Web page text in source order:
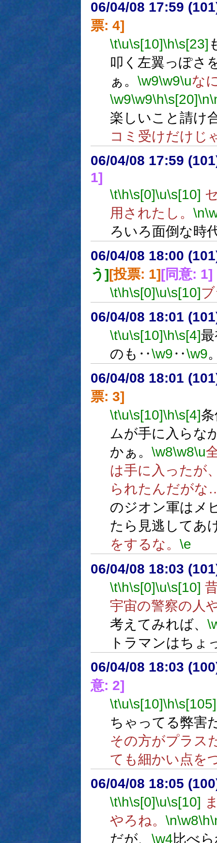
06/04/08 17:59
票: 4]
\t\u\s[10]\h\s[23]
叩く左翼っぽさ
ぁ。 \w9\w9\uな
\w9\w9\h\s[20]\n
楽しいこと請け
コミ受けだけじ
06/04/08 17:59
1]
\t\h\s[0]\u\s[10]
用されたし。 \n
ろいろ面倒な時
06/04/08 18:00
う][投票: 1][同意: 1]
\t\h\s[0]\u\s[10]
06/04/08 18:01
\t\u\s[10]\h\s[4]
のも‥\w9‥\w9
06/04/08 18:01
票: 3]
\t\u\s[10]\h\s[4]
ムが手に入らな
かぁ。 \w8\w8\u
は手に入ったが
られたんだがな
のジオン軍はメ
たら見逃してあ
をするな。 \e
06/04/08 18:03
\t\h\s[0]\u\s[10]
宇宙の警察の人
考えてみれば、
トラマンはちょ
06/04/08 18:03
意: 2]
\t\u\s[10]\h\s[105]
ちゃってる弊害
その方がプラス
ても細かい点を
06/04/08 18:05
\t\h\s[0]\u\s[10]
やろね。 \n\w8\h
だが、 \w4比べ